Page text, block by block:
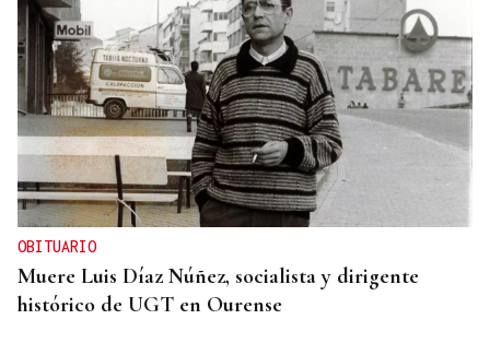
OBITUARIO
Muere Luis Díaz Núñez, socialista y dirigente
histórico de UGT en Ourense